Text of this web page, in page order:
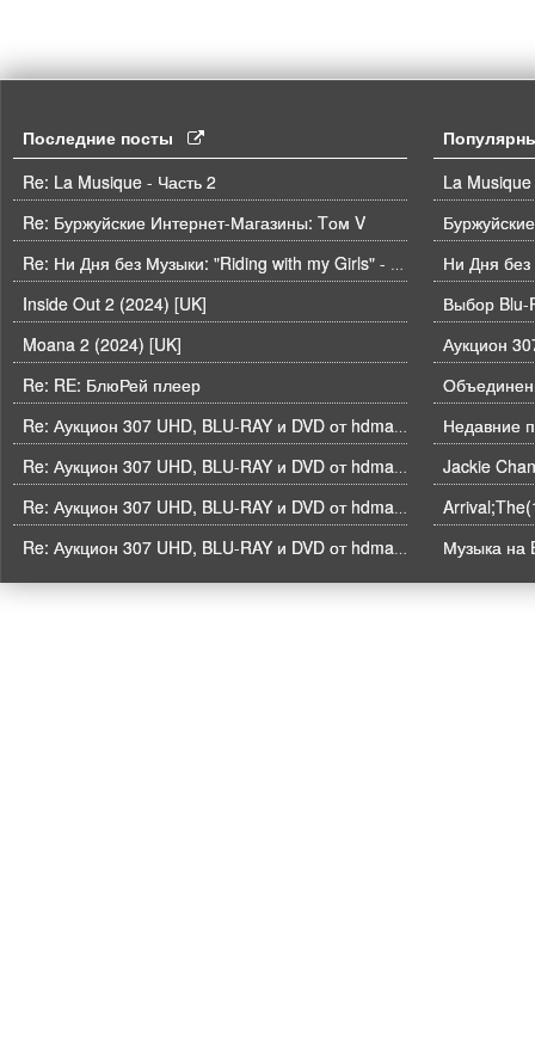
Последние посты
Re: La Musique - Часть 2
Re: Буржуйские Интернет-Магазины: Tом V
Inside Out 2 (2024) [UK]
Moana 2 (2024) [UK]
Re: RE: БлюРей плеер
La
Ни Дня
Выбор Blu-
Недавние
Музыка на